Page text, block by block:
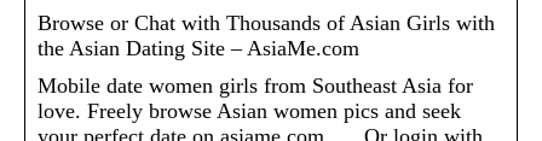
Browse or Chat with Thousands of Asian Girls with
the Asian Dating Site – AsiaMe.com
Mobile date women girls from Southeast Asia for
love. Freely browse Asian women pics and seek